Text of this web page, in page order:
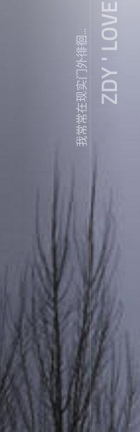
我常常在现实门外徘徊...ZDY ' LOVE